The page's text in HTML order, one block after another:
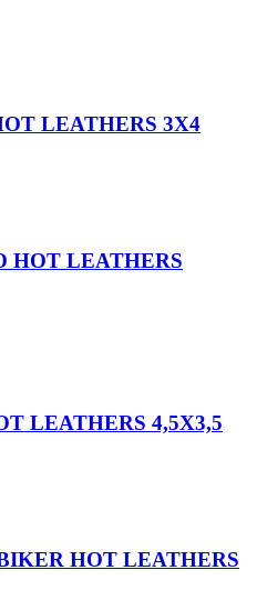
LEATHERS 3Х4
LEATHERS
LEATHERS 4,5Х3,5
HOT LEATHERS